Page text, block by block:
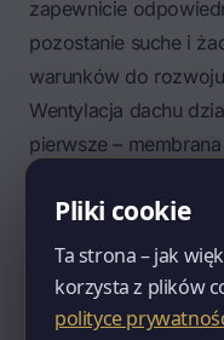
zapewnicie
pozostanie suche i
warunków do
Wentylacja dachu
pierwsze –
przepuszcza od
wytworzona przez
okap (grzebienie
przez kalenicę
Pliki cookie
Ta strona – jak
korzysta z plików
polityce